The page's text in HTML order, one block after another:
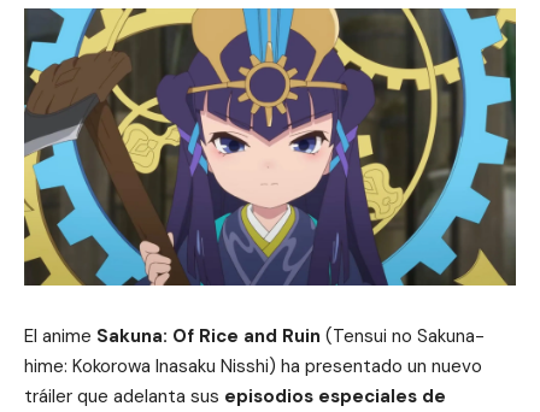
El anime Sakuna: Of Rice and Ruin (Tensui no Sakuna-
hime: Kokorowa Inasaku Nisshi) ha presentado un nuevo
tráiler que adelanta sus episodios especiales de